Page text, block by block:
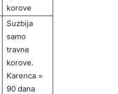
korove
Suzbija
samo
travne
korove.
Karenca =
90 dana